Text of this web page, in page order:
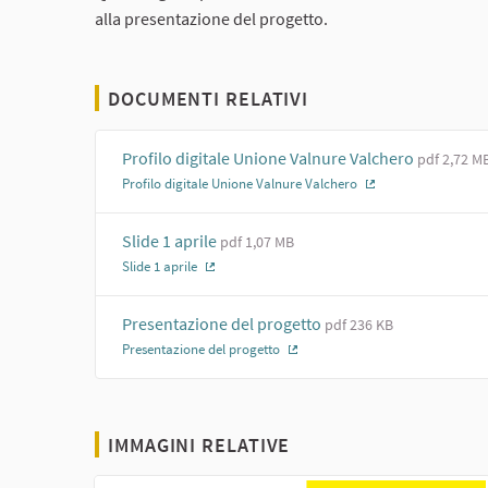
alla presentazione del progetto.
DOCUMENTI RELATIVI
Profilo digitale Unione Valnure Valchero pdf 2,72
Profilo digitale Unione Valnure Valchero
Slide 1 aprile pdf 1,07 MB
Slide 1 aprile
Presentazione del progetto pdf 236 KB
Presentazione del progetto
IMMAGINI RELATIVE